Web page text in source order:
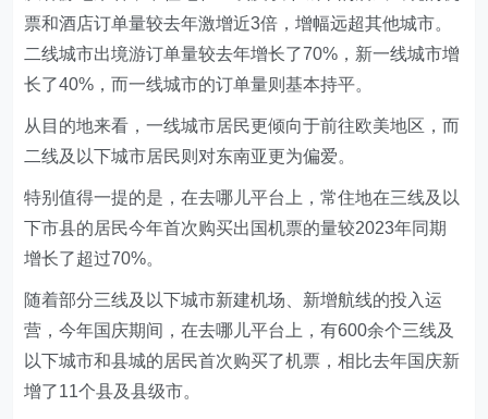
票和酒店订单量较去年激增近3倍，增幅远超其他城市。
二线城市出境游订单量较去年增长了70%，新一线城市增
长了40%，而一线城市的订单量则基本持平。
从目的地来看，一线城市居民更倾向于前往欧美地区，而
二线及以下城市居民则对东南亚更为偏爱。
特别值得一提的是，在去哪儿平台上，常住地在三线及以
下市县的居民今年首次购买出国机票的量较2023年同期
增长了超过70%。
随着部分三线及以下城市新建机场、新增航线的投入运
营，今年国庆期间，在去哪儿平台上，有600余个三线及
以下城市和县城的居民首次购买了机票，相比去年国庆新
增了11个县及县级市。